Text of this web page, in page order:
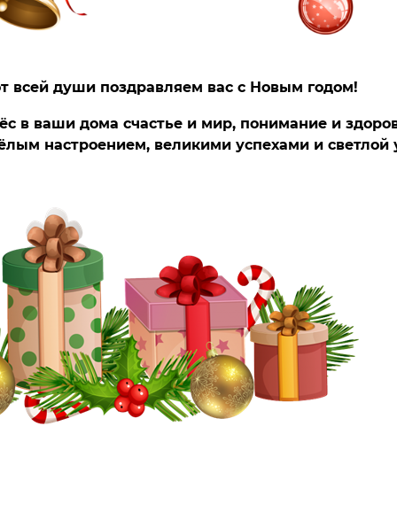
всей души поздравляем вас с Новым годом!
в ваши дома счастье и мир, понимание и
настроением, великими успехами и светлой